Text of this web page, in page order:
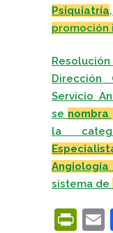
Psiquiatría
promoción
Dirección
Servicio
se
la
sistema de